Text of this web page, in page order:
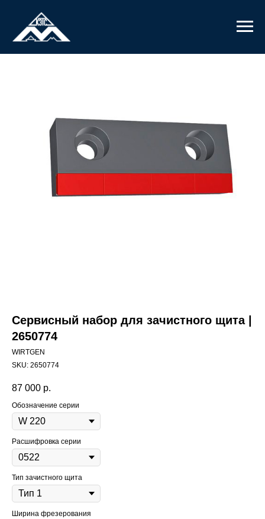
Сервисный набор для зачистного щита |
2650774
WIRTGEN
SKU: 2650774
87 000 р.
Обозначение серии
Расшифровка серии
Тип зачистного щита
Ширина фрезерования